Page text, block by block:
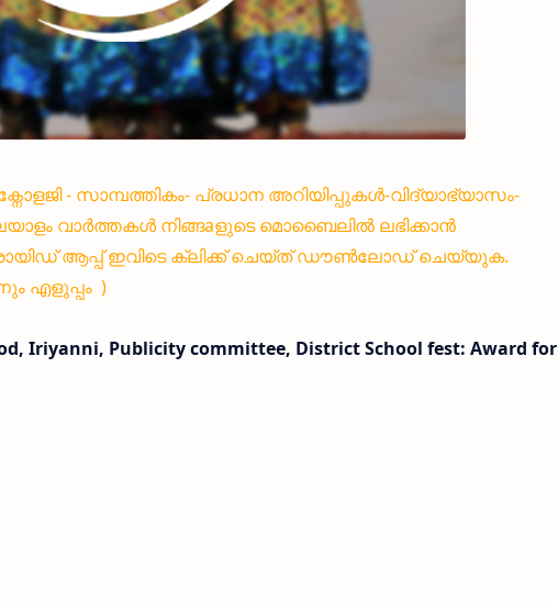
- സാമ്പത്തികം- പ്രധാന അറിയിപ്പുകൾ-വിദ്യാഭ്യാസം-
വാർത്തകൾ നിങ്ങaളുടെ മൊബൈലിൽ ലഭിക്കാൻ
ആപ്പ് ഇവിടെ ക്ലിക്ക് ചെയ്ത് ഡൗൺലോഡ് ചെയ്യുക.
എളുപ്പം )
Iriyanni, Publicity committee, District School fest: Award for